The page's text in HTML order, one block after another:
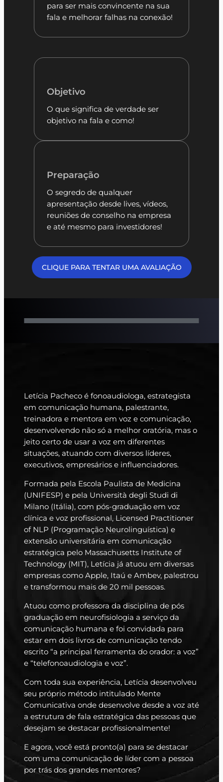
para ser mais convincente na sua
fala e melhorar falhas na conexão!
Objetivo
O que significa de verdade ser
objetivo na fala e como!
Preparação
O segredo de qualquer
apresentação desde lives, vídeos,
reuniões de conselho na empresa
e até mesmo para investidores!
CLIQUE PARA TENTAR UMA AVALIAÇÃO
Letícia Pacheco é fonoaudiologa, estrategista
em comunicação humana, palestrante,
treinadora e mentora em voz e comunicação,
desenvolvendo não só a melhor oratória, mas o
jeito certo de usar a voz em diferentes
situações, atuando com diversos líderes,
executivos, empresários e influenciadores.
Formada pela Escola Paulista de Medicina
(UNIFESP) e pela Università degli Studi di
Milano (Itália), com pós-graduação em voz
clínica e voz profissional, Licensed Practitioner
of NLP (Programação Neurolinguística) e
extensão universitária em comunicação
estratégica pelo Massachusetts Institute of
Technology (MIT), Letícia já atuou em diversas
empresas como Apple, Itaú e Ambev, palestrou
e transformou mais de 20 mil pessoas.
Atuou como professora da disciplina de pós
graduação em neurofisiologia a serviço da
comunicação humana e foi convidada para
estar em dois livros de comunicação tendo
escrito “a principal ferramenta do orador: a voz”
e “telefonoaudiologia e voz”.
Com toda sua experiência, Letícia desenvolveu
seu próprio método intitulado Mente
Comunicativa onde desenvolve desde a voz até
a estrutura de fala estratégica das pessoas que
desejam se destacar profissionalmente!
E agora, você está pronto(a) para se destacar
com uma comunicação de líder com a pessoa
por trás dos grandes mentores?